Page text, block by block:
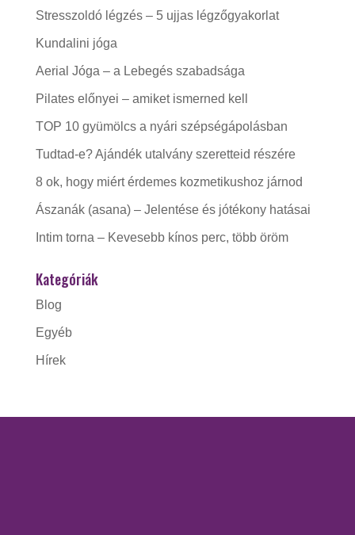
Stresszoldó légzés – 5 ujjas légzőgyakorlat
Kundalini jóga
Aerial Jóga – a Lebegés szabadsága
Pilates előnyei – amiket ismerned kell
TOP 10 gyümölcs a nyári szépségápolásban
Tudtad-e? Ajándék utalvány szeretteid részére
8 ok, hogy miért érdemes kozmetikushoz járnod
Ászanák (asana) – Jelentése és jótékony hatásai
Intim torna – Kevesebb kínos perc, több öröm
Kategóriák
Blog
Egyéb
Hírek